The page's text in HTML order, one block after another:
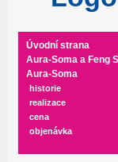
Úvodní strana
Aura-Soma a Feng
Aura-Soma
historie
realizace
cena
objenávka